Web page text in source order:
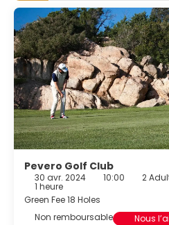
Pevero Golf Club
30 avr. 2024 10:00 2
1 heure
Green Fee 18 Holes
Non remboursable
Nous